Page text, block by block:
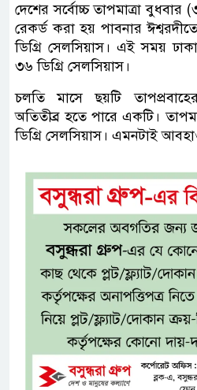
দেশের সর্বোচ্চ তাপমাত্রা বুধবার
রেকর্ড করা হয় পাবনার
ডিগ্রি সেলসিয়াস। এই সময়
৩৬ ডিগ্রি সেলসিয়াস।
চলতি মাসে ছয়টি
অতিতীব্র হতে পারে একটি।
ডিগ্রি সেলসিয়াস। এমনটাই